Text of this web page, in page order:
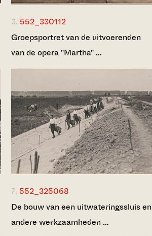
3. 552_330112
Groepsportret van de uitvoerenden
van de opera "Martha" …
7. 552_325068
De bouw van een uitwateringssluis en
andere werkzaamheden …